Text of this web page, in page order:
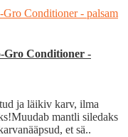
Conditioner -
ja läikiv karv, ilma
mantli siledaks
et sä..